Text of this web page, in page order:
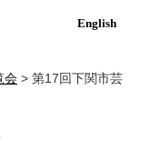
English
会 > 第17回下関市芸